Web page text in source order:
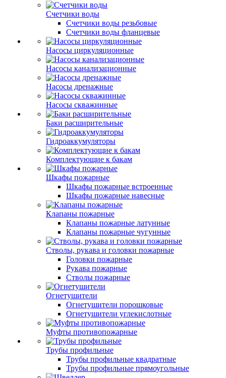
Счетчики воды
Счетчики воды резьбовые
Счетчики воды фланцевые
Насосы циркуляционные
Насосы канализационные
Насосы дренажные
Насосы скважинные
Баки расширительные
Гидроаккумуляторы
Комплектующие к бакам
Шкафы пожарные
Шкафы пожарные встроенные
Шкафы пожарные навесные
Клапаны пожарные
Клапаны пожарные латунные
Клапаны пожарные чугунные
Стволы, рукава и головки пожарные
Головки пожарные
Рукава пожарные
Стволы пожарные
Огнетушители
Огнетушители порошковые
Огнетушители углекислотные
Муфты противопожарные
Трубы профильные
Трубы профильные квадратные
Трубы профильные прямоугольные